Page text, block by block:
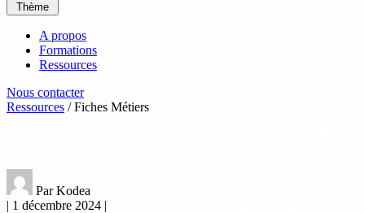
Thème
A propos
Formations
Ressources
Nous contacter
Ressources / Fiches Métiers
Par Kodea
| 1 décembre 2024 |